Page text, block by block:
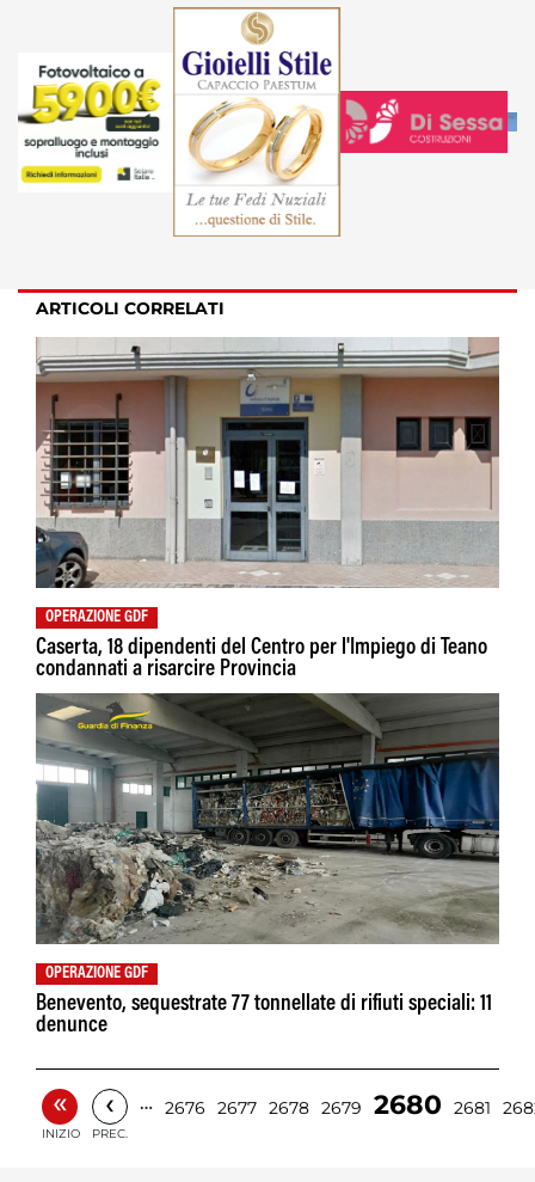
ARTICOLI CORRELATI
OPERAZIONE GDF
Caserta, 18 dipendenti del Centro per l'Impiego di Teano
condannati a risarcire Provincia
OPERAZIONE GDF
Benevento, sequestrate 77 tonnellate di rifiuti speciali: 11
denunce
«
INIZIO
‹
PREC.
… 2676 2677 2678 2679 2680 2681